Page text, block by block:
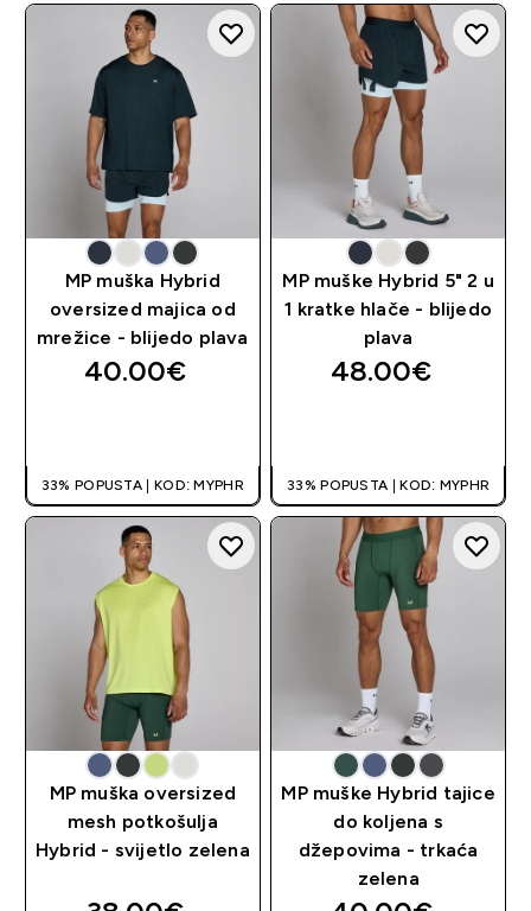
MP muška Hybrid
oversized majica od
mrežice - blijedo plava
40.00€‎
33% POPUSTA | KOD: MYPHR
MP muške Hybrid 5" 2 u
1 kratke hlače - blijedo
plava
48.00€‎
33% POPUSTA | KOD: MYPHR
MP muška oversized
mesh potkošulja
Hybrid - svijetlo zelena
MP muške Hybrid tajice
do koljena s
džepovima - trkaća
zelena